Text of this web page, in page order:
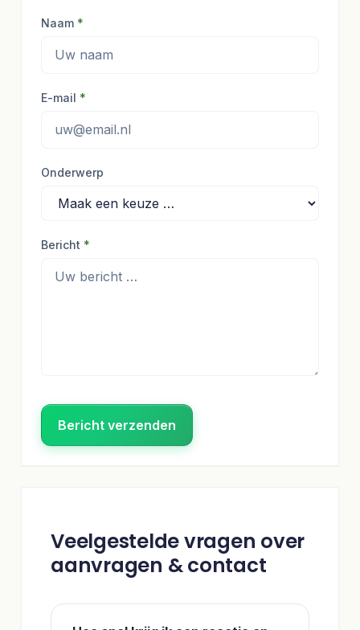
Naam *
E-mail *
Onderwerp
Bericht *
Bericht verzenden
Veelgestelde vragen over
aanvragen & contact